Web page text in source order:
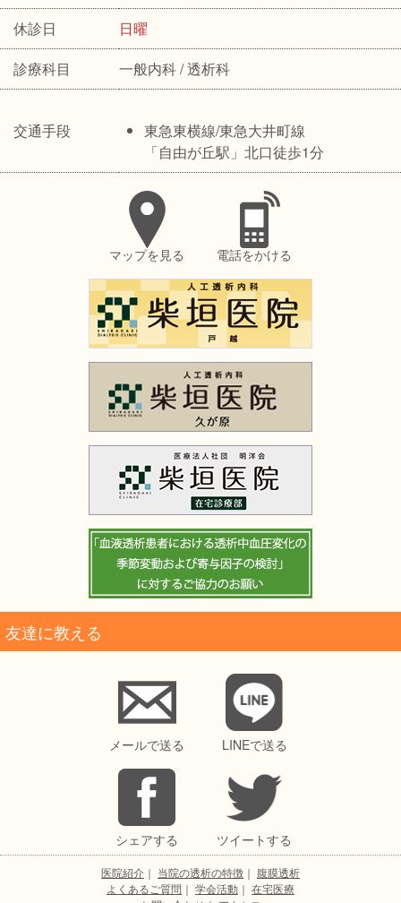
休診日
日曜
診療科目
一般内科 / 透析科
交通手段
東急東横線/東急大井町線
「自由が丘駅」北口徒歩1分
マップを見る 電話をかける
友達に教える
メールで送る LINEで送る
シェアする ツイートする
医院紹介 ｜ 当院の透析の特徴 ｜ 腹膜透析
よくあるご質問 ｜ 学会活動 ｜ 在宅医療